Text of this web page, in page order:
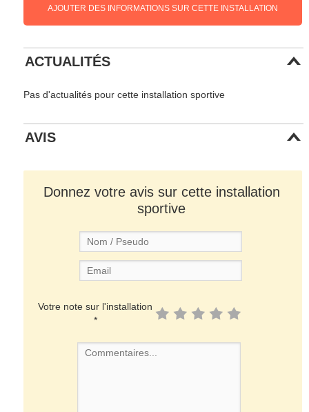
AJOUTER DES INFORMATIONS SUR CETTE INSTALLATION
ACTUALITÉS
Pas d'actualités pour cette installation sportive
AVIS
Donnez votre avis sur cette installation
sportive
Votre note sur l'installation
*